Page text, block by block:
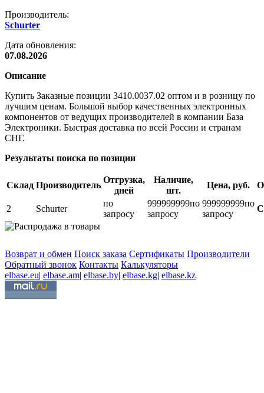
Производитель:
Schurter
Дата обновления:
07.08.2026
Описание
Купить Заказные позиции 3410.0037.02 оптом и в розницу по
лучшим ценам. Большой выбор качественных электронных
компонентов от ведущих производителей в компании База
Электроники. Быстрая доставка по всей России и странам
СНГ.
Результаты поиска по позиции
Склад Производитель
Отгрузка,
дней
Наличие,
шт.
Цена, руб.
2 Schurter
по
запросу
999999999по
запросу
999999999по
запросу
Возврат и обмен Поиск заказа Сертификаты Производители
Обратный звонок Контакты Калькуляторы
elbase.eu| elbase.am| elbase.by| elbase.kg| elbase.kz